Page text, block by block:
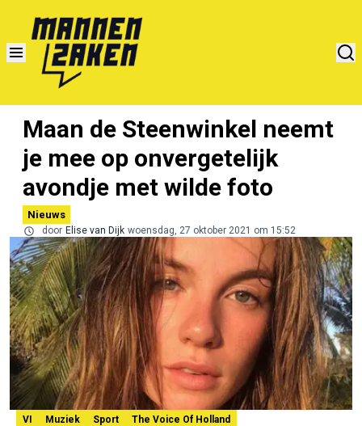
Maan de Steenwinkel neemt
je mee op onvergetelijk
avondje met wilde foto
Nieuws
door Elise van Dijk woensdag, 27 oktober 2021 om 15:52
VI Muziek Sport
The Voice Of Holland